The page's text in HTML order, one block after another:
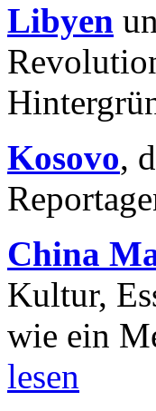
Libyen
Kosovo,
China
Kultur,
wie ein
lesen